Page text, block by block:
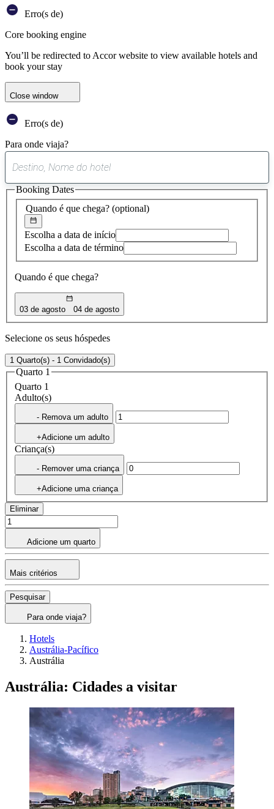
Erro(s de)
Core booking engine
You’ll be redirected to Accor website to view available hotels and
book your stay
Close window
Erro(s de)
Para onde viaja?
sugestão
encontrada
Quando é que chega? (optional)
Escolha a data de início
Escolha a data de término
Quando é que chega?
03 de agosto 04 de agosto
Booking Dates
Selecione os seus hóspedes
1 Quarto(s) - 1 Convidado(s)
Quarto 1
Quarto 1
Adulto(s)
- Remova um adulto
+Adicione um adulto
Criança(s)
- Remover uma criança
+Adicione uma criança
Eliminar
Adicione um quarto
Mais critérios
Pesquisar
Para onde viaja?
Hotels
Austrália-Pacífico
Austrália
Austrália: Cidades a visitar